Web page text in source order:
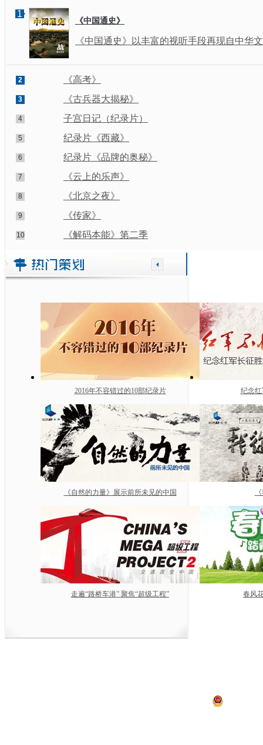
1
《中国通史》
《中国通史》以丰富的视听手段再现自中华
2 《高考》
3 《古兵器大揭秘》
4 子宫日记（纪录片）
5 纪录片《西藏》
6 纪录片《品牌的奥秘》
7 《云上的乐声》
8 《北京之夜》
9 《传家》
10 《解码本能》第二季
2016年不容错过的10部纪录片
《自然的力量》展示前所未见的中国
走遍“路桥车港” 聚焦“超级工程”
纪念
春风